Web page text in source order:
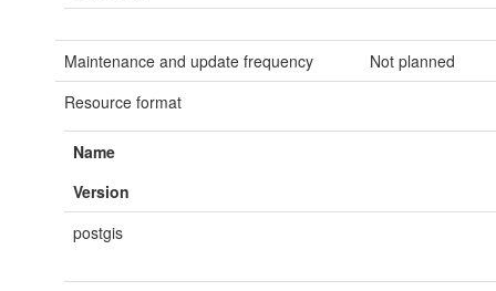
Maintenance and update frequency
Not planned
Resource format
Name
Version
postgis